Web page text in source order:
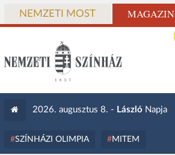
NEMZETI MOST MAGAZIN
2026. augusztus 8. - László Napja
SZÍNHÁZI OLIMPIA MITEM